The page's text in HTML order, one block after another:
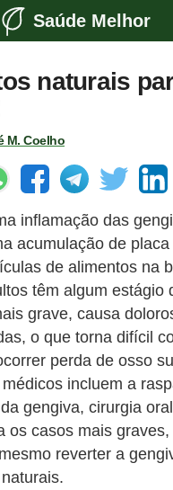
Saúde Melhor
naturais
M. Coelho
inflamação das
acumulação de
de alimentos na
têm algum estágio
grave, causa
o que torna difícil
perda de osso
incluem a
gengiva, cirurgia
os casos mais
reverter a